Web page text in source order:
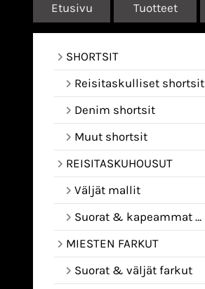
Etusivu Tuotteet
SHORTSIT
Reisitaskulliset shortsit
Denim shortsit
Muut shortsit
REISITASKUHOUSUT
Väljät mallit
Suorat & kapeammat mallit
MIESTEN FARKUT
Suorat & väljät farkut